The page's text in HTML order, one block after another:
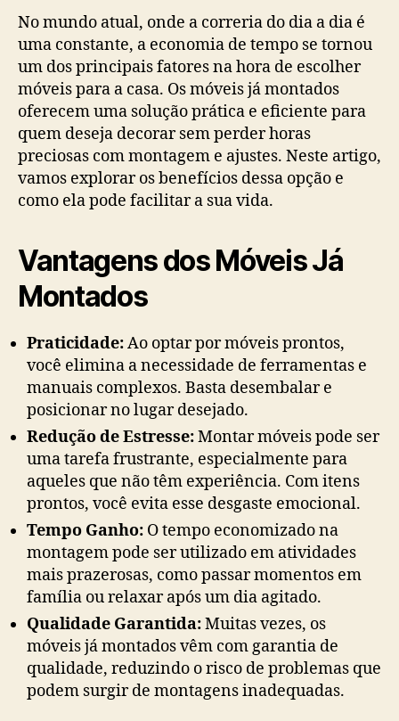
No mundo atual, onde a correria do dia a dia é
uma constante, a economia de tempo se tornou
um dos principais fatores na hora de escolher
móveis para a casa. Os móveis já montados
oferecem uma solução prática e eficiente para
quem deseja decorar sem perder horas
preciosas com montagem e ajustes. Neste artigo,
vamos explorar os benefícios dessa opção e
como ela pode facilitar a sua vida.
Vantagens dos Móveis Já
Montados
Praticidade:Ao optar por móveis prontos,
você elimina a necessidade de ferramentas e
manuais complexos. Basta desembalar e
posicionar no lugar desejado.
Redução de Estresse:Montar móveis pode ser
uma tarefa frustrante, especialmente para
aqueles que não têm experiência. Com itens
prontos, você evita esse desgaste emocional.
Tempo Ganho: O tempo economizado na
montagem pode ser utilizado em atividades
mais prazerosas, como passar momentos em
família ou relaxar após um dia agitado.
Qualidade Garantida:Muitas vezes, os
móveis já montados vêm com garantia de
qualidade, reduzindo o risco de problemas que
podem surgir de montagens inadequadas.